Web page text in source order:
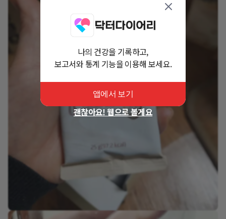
나의 건강을 기록하고,
보고서와 통계 기능을 이용해 보세요.
앱에서 보기
괜찮아요! 웹으로 볼게요